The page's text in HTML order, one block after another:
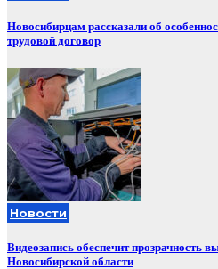
Новосибирцам рассказали об
трудовой договор
Новости
Видеозапись обеспечит прозрачность
Новосибирской области